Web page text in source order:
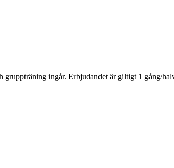
ingår. Erbjudandet är giltigt 1 gång/